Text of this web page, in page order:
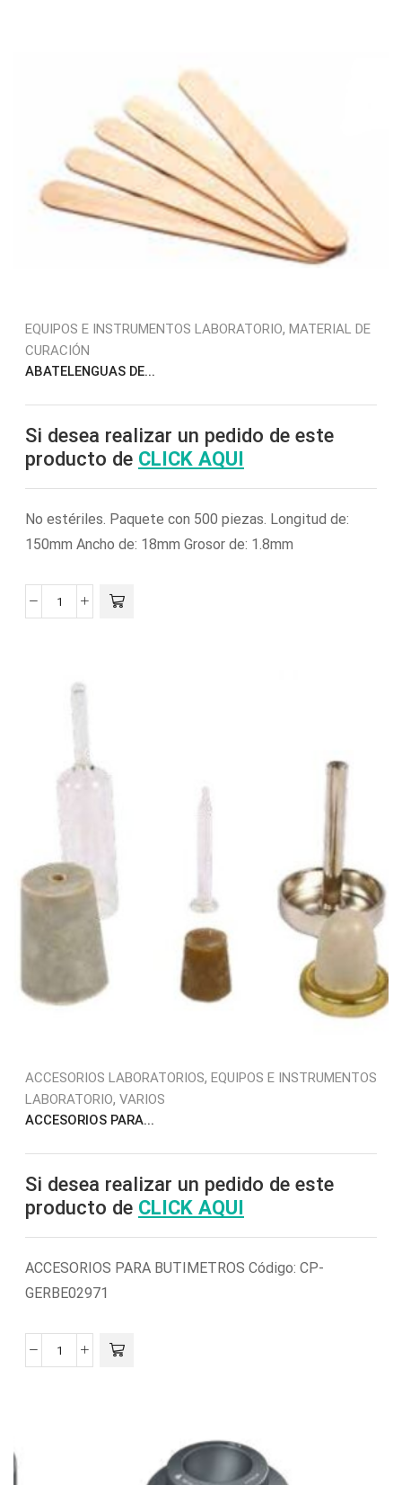
EQUIPOS E INSTRUMENTOS LABORATORIO, MATERIAL DE
CURACIÓN
ABATELENGUAS DE...
Si desea realizar un pedido de este
producto de CLICK AQUI
No estériles. Paquete con 500 piezas. Longitud de:
150mm Ancho de: 18mm Grosor de: 1.8mm
ACCESORIOS LABORATORIOS, EQUIPOS E INSTRUMENTOS
LABORATORIO, VARIOS
ACCESORIOS PARA...
Si desea realizar un pedido de este
producto de CLICK AQUI
ACCESORIOS PARA BUTIMETROS Código: CP-
GERBE02971